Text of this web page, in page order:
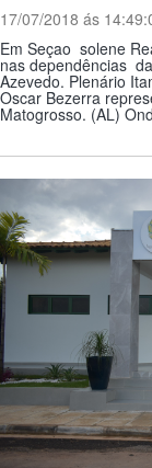
17/07/2018 ás
Em Seçao solene
nas dependências
Azevedo. Plenário
Oscar Bezerra
Matogrosso. (AL)